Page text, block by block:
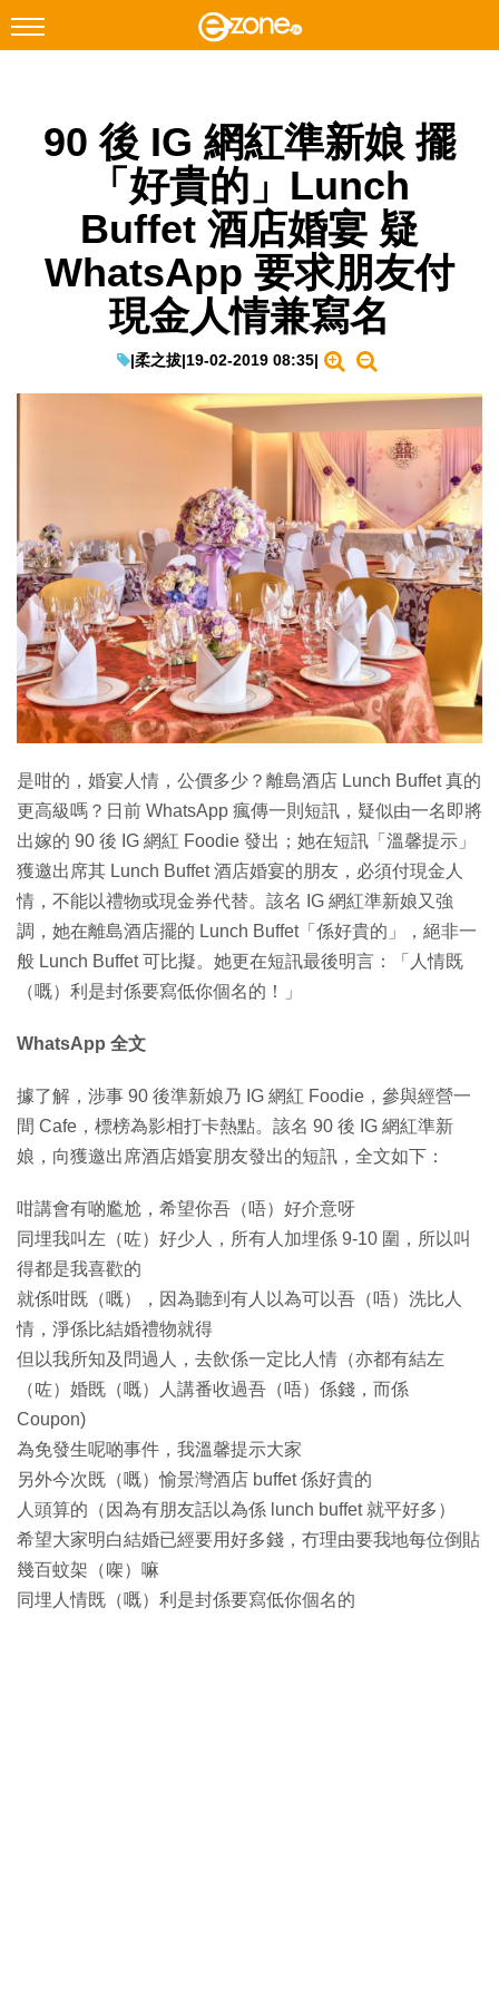
Facebook Instagram
遊戲動漫
IT Times
Enterprise Digital Transformation
特集
90 後 IG 網紅準新娘 擺
「好貴的」Lunch
Buffet 酒店婚宴 疑
WhatsApp 要求朋友付
現金人情兼寫名
|柔之拔|19-02-2019 08:35|
是咁的，婚宴人情，公價多少？離島酒店 Lunch Buffet 真的
更高級嗎？日前 WhatsApp 瘋傳一則短訊，疑似由一名即將
出嫁的 90 後 IG 網紅 Foodie 發出；她在短訊「溫馨提示」
獲邀出席其 Lunch Buffet 酒店婚宴的朋友，必須付現金人
情，不能以禮物或現金券代替。該名 IG 網紅準新娘又強
調，她在離島酒店擺的 Lunch Buffet「係好貴的」，絕非一
般 Lunch Buffet 可比擬。她更在短訊最後明言：「人情既
（嘅）利是封係要寫低你個名的！」
WhatsApp 全文
據了解，涉事 90 後準新娘乃 IG 網紅 Foodie，參與經營一
間 Cafe，標榜為影相打卡熱點。該名 90 後 IG 網紅準新
娘，向獲邀出席酒店婚宴朋友發出的短訊，全文如下：
咁講會有啲尷尬，希望你吾（唔）好介意呀
同埋我叫左（咗）好少人，所有人加埋係 9-10 圍，所以叫
得都是我喜歡的
就係咁既（嘅），因為聽到有人以為可以吾（唔）洗比人
情，淨係比結婚禮物就得
但以我所知及問過人，去飲係一定比人情（亦都有結左
（咗）婚既（嘅）人講番收過吾（唔）係錢，而係
Coupon)
為免發生呢啲事件，我溫馨提示大家
另外今次既（嘅）愉景灣酒店 buffet 係好貴的
人頭算的（因為有朋友話以為係 lunch buffet 就平好多）
希望大家明白結婚已經要用好多錢，冇理由要我地每位倒貼
幾百蚊架（㗎）嘛
同埋人情既（嘅）利是封係要寫低你個名的